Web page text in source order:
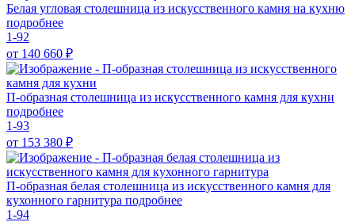
Белая угловая столешница из искусственного камня на кухню
подробнее
1-92
от 140 660 ₽
П-образная столешница из искусственного камня для кухни
подробнее
1-93
от 153 380 ₽
П-образная белая столешница из искусственного камня для
кухонного гарнитура подробнее
1-94